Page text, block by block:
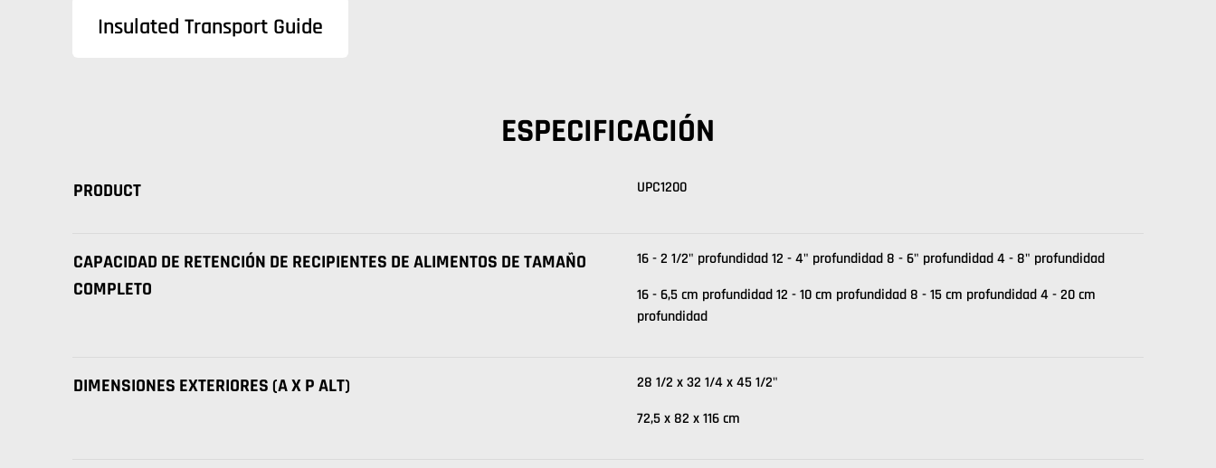
Insulated Transport Guide
ESPECIFICACIÓN
PRODUCT UPC1200
CAPACIDAD DE RETENCIÓN DE RECIPIENTES DE ALIMENTOS DE TAMAÑO
COMPLETO
16 - 2 1/2" profundidad 12 - 4" profundidad 8 - 6" profundidad 4 - 8" profundidad
16 - 6,5 cm profundidad 12 - 10 cm profundidad 8 - 15 cm profundidad 4 - 20 cm
profundidad
DIMENSIONES EXTERIORES (A X P ALT)
28 1/2 x 32 1/4 x 45 1/2"
72,5 x 82 x 116 cm